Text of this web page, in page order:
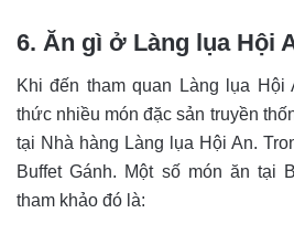
6. Ăn gì ở Làng lụa Hội
Khi đến tham quan Làng lụa
thức nhiều món đặc sản truyền
tại Nhà hàng Làng lụa Hội An.
Buffet Gánh. Một số món ăn tại
tham khảo đó là: